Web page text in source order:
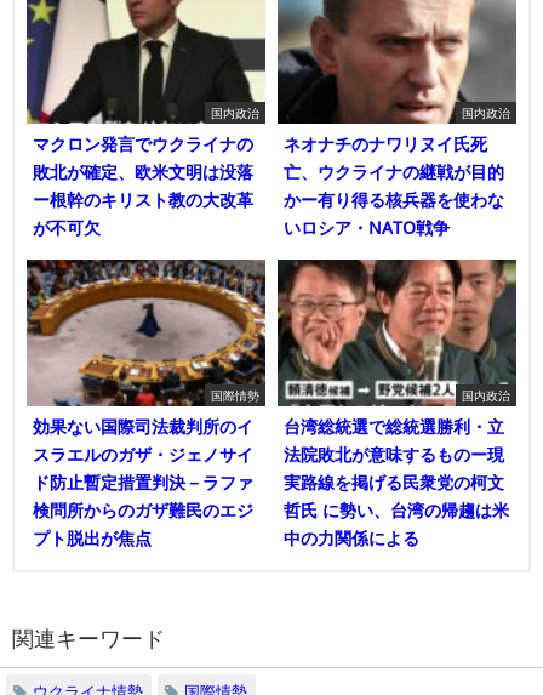
国内政治
マクロン発言でウクライナの
敗北が確定、欧米文明は没落
ー根幹のキリスト教の大改革
が不可欠
国内政治
ネオナチのナワリヌイ氏死
亡、ウクライナの継戦が目的
かー有り得る核兵器を使わな
いロシア・NATO戦争
国際情勢
効果ない国際司法裁判所のイ
スラエルのガザ・ジェノサイ
ド防止暫定措置判決－ラファ
検問所からのガザ難民のエジ
プト脱出が焦点
国内政治
台湾総統選で総統選勝利・立
法院敗北が意味するものー現
実路線を掲げる民衆党の柯文
哲氏 に勢い、台湾の帰趨は米
中の力関係による
関連キーワード